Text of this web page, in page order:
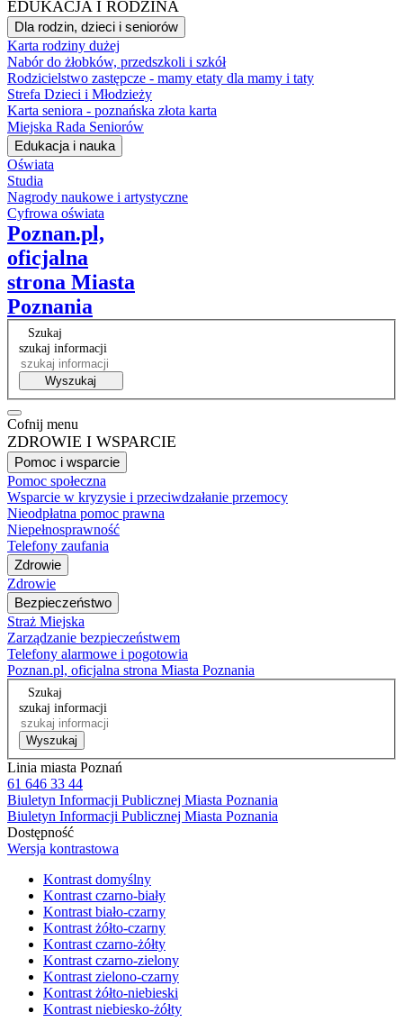
EDUKACJA I RODZINA
Dla rodzin, dzieci i seniorów
Karta rodziny dużej
Nabór do żłobków, przedszkoli i szkół
Rodzicielstwo zastępcze - mamy etaty dla mamy i taty
Strefa Dzieci i Młodzieży
Karta seniora - poznańska złota karta
Miejska Rada Seniorów
Edukacja i nauka
Oświata
Studia
Nagrody naukowe i artystyczne
Cyfrowa oświata
Poznan.pl,
oficjalna
strona Miasta
Poznania
Szukaj
szukaj informacji
Wyszukaj
Cofnij menu
ZDROWIE I WSPARCIE
Pomoc i wsparcie
Pomoc społeczna
Wsparcie w kryzysie i przeciwdzałanie przemocy
Nieodpłatna pomoc prawna
Niepełnosprawność
Telefony zaufania
Zdrowie
Zdrowie
Bezpieczeństwo
Straż Miejska
Zarządzanie bezpieczeństwem
Telefony alarmowe i pogotowia
Poznan.pl, oficjalna strona Miasta Poznania
Szukaj
szukaj informacji
Wyszukaj
Linia miasta Poznań
61 646 33 44
Biuletyn Informacji Publicznej Miasta Poznania
Biuletyn Informacji Publicznej Miasta Poznania
Dostępność
Wersja kontrastowa
Kontrast domyślny
Kontrast czarno-biały
Kontrast biało-czarny
Kontrast żółto-czarny
Kontrast czarno-żółty
Kontrast czarno-zielony
Kontrast zielono-czarny
Kontrast żółto-niebieski
Kontrast niebiesko-żółty